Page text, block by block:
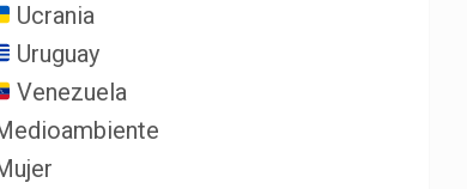
Ucrania
Uruguay
Venezuela